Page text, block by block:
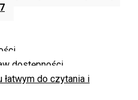
dostępności
łatwym do czytania i